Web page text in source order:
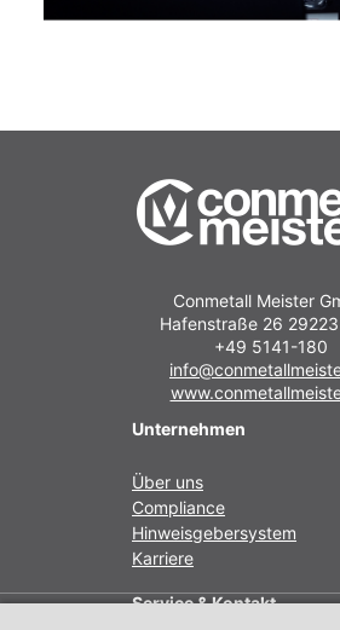
Conmetall Meister
Hafenstraße 26
+49 5141-180
Unternehmen
Über uns
Compliance
Hinweisgebersystem
Karriere
Service & Kontakt